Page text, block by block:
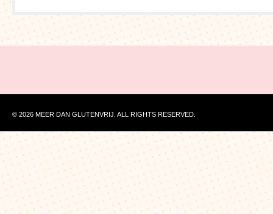
© 2026 MEER DAN GLUTENVRIJ. ALL RIGHTS RESERVED.